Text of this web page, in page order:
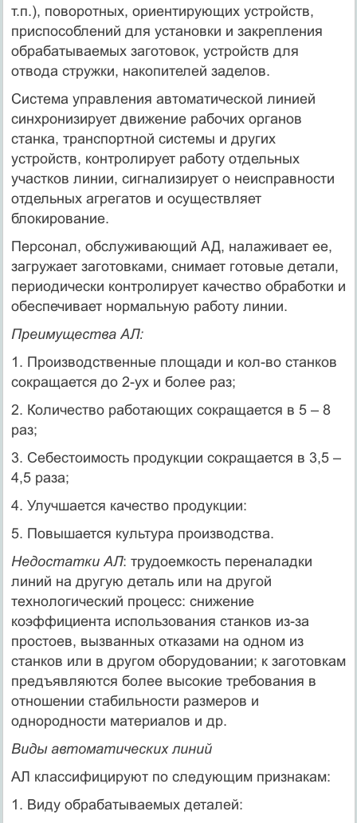
т.п.), поворотных, ориентирующих устройств,
приспособлений для установки и закрепления
обрабатываемых заготовок, устройств для
отвода стружки, накопителей заделов.
Система управления автоматической линией
синхронизирует движение рабочих органов
станка, транспортной системы и других
устройств, контролирует работу отдельных
участков линии, сигнализирует о неисправности
отдельных агрегатов и осуществляет
блокирование.
Персонал, обслуживающий АД, налаживает ее,
загружает заготовками, снимает готовые детали,
периодически контролирует качество обработки и
обеспечивает нормальную работу линии.
Преимущества АЛ:
1. Производственные площади и кол-во станков
сокращается до 2-ух и более раз;
2. Количество работающих сокращается в 5 – 8
раз;
3. Себестоимость продукции сокращается в 3,5 –
4,5 раза;
4. Улучшается качество продукции:
5. Повышается культура производства.
Недостатки АЛ: трудоемкость переналадки
линий на другую деталь или на другой
технологический процесс: снижение
коэффициента использования станков из-за
простоев, вызванных отказами на одном из
станков или в другом оборудовании; к заготовкам
предъявляются более высокие требования в
отношении стабильности размеров и
однородности материалов и др.
Виды автоматических линий
АЛ классифицируют по следующим признакам:
1. Виду обрабатываемых деталей: